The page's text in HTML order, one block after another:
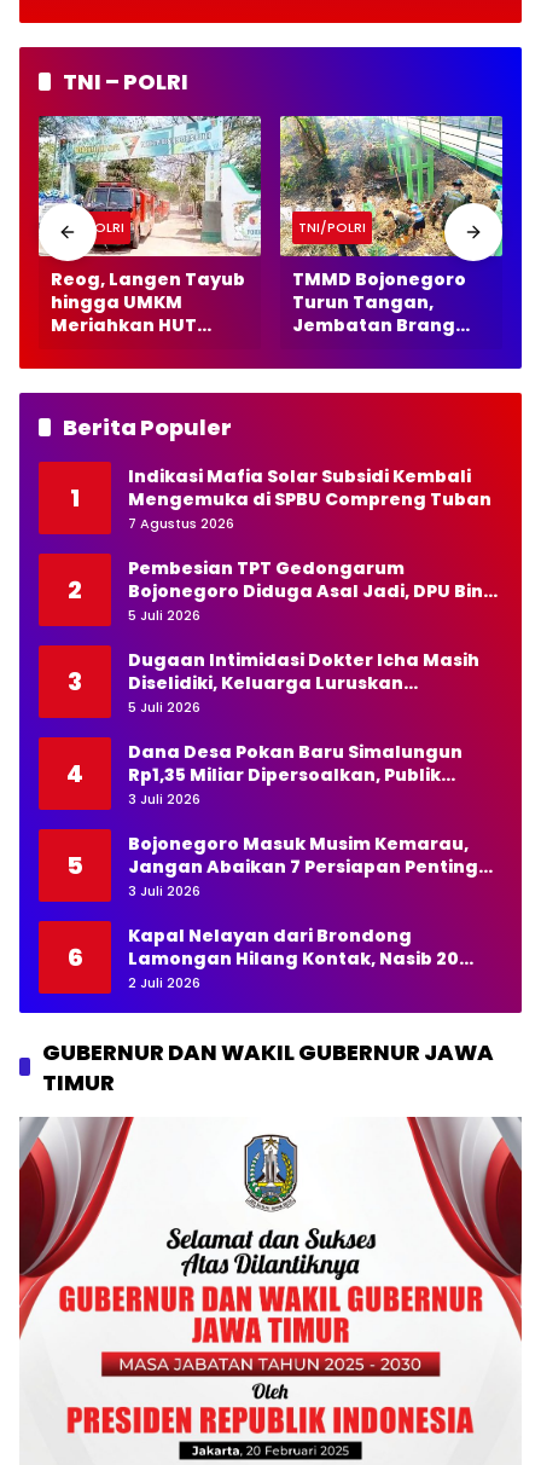
TNI – POLRI
TNI/POLRI
Reog, Langen Tayub
hingga UMKM
Meriahkan HUT
Dander Bojonegoro
TNI/POLRI
TMMD Bojonegoro
Turun Tangan,
Jembatan Brang
Berita Populer
1
Indikasi Mafia Solar Subsidi Kembali
Mengemuka di SPBU Compreng Tuban
7 Agustus 2026
2
Pembesian TPT Gedongarum
Bojonegoro Diduga Asal Jadi, DPU Bina
Marga Diminta Bertindak Tegas
5 Juli 2026
3
Dugaan Intimidasi Dokter Icha Masih
Diselidiki, Keluarga Luruskan
Pernyataan Kapolda NTT
5 Juli 2026
4
Dana Desa Pokan Baru Simalungun
Rp1,35 Miliar Dipersoalkan, Publik
Pertanyakan Transparansi Kades
3 Juli 2026
5
Bojonegoro Masuk Musim Kemarau,
Jangan Abaikan 7 Persiapan Penting
Ini
3 Juli 2026
6
Kapal Nelayan dari Brondong
Lamongan Hilang Kontak, Nasib 20
Awak Masih Dicari
2 Juli 2026
GUBERNUR DAN WAKIL GUBERNUR JAWA
TIMUR